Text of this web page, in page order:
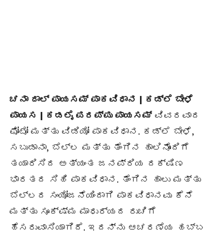
ಚನಾ ದಾಲ್ ಪಾಯಸಮ್ ಪಾಕವಿಧಾನ | ಕಡ್ಲೆ ಬೇಳೆ
ಪಾಯಸ | ಕಡಲೈ ಪರಪ್ಪು ಪಾಯಸಮ್ವಿವರವಾದ
ಫೋಟೋ ಮತ್ತು ವಿಡಿಯೋ ಪಾಕವಿಧಾನ. ಕಡ್ಲೆ ಬೇಳೆ,
ಸಬುಡಾನಾ, ಬೆಲ್ಲ ಮತ್ತು ತೆಂಗಿನ ಹಾಲಿನೊಂದಿಗೆ
ತಯಾರಿಸಿದ ಅತ್ಯಂತ ಜನಪ್ರಿಯ ದಕ್ಷಿಣ
ಭಾರತದ ಸಿಹಿ ಪಾಕವಿಧಾನ. ತೆಂಗಿನ ಹಾಲು ಮತ್ತು
ಬೆಲ್ಲದ ಸಂಯೋಜನೆಯಿಂದಾಗಿ ಪಾಕವಿಧಾನವು ಕೆನೆ
ಮತ್ತು ಸೂಕ್ಷ್ಮ ಮಾಧುರ್ಯದ ರುಚಿಗೆ
ಹೆಸರುವಾಸಿಯಾಗಿದೆ. ಇದನ್ನು ಆಚರಣೆಯ ಹಬ್ಬ